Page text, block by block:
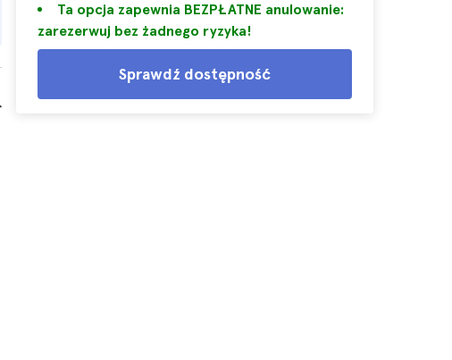
Ta opcja zapewnia BEZPŁATNE anulowanie:
zarezerwuj bez żadnego ryzyka!
Sprawdź dostępność